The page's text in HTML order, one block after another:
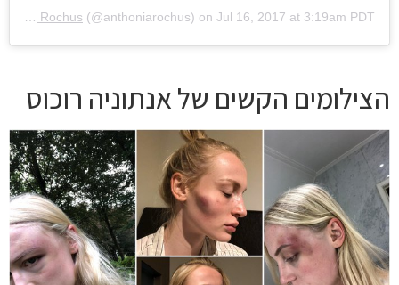
Anthonia Rochus (@anthoniarochus) on Jul 16, 2017 at 3:19am PDT
הצילומים הקשים של אנתוניה רוכוס